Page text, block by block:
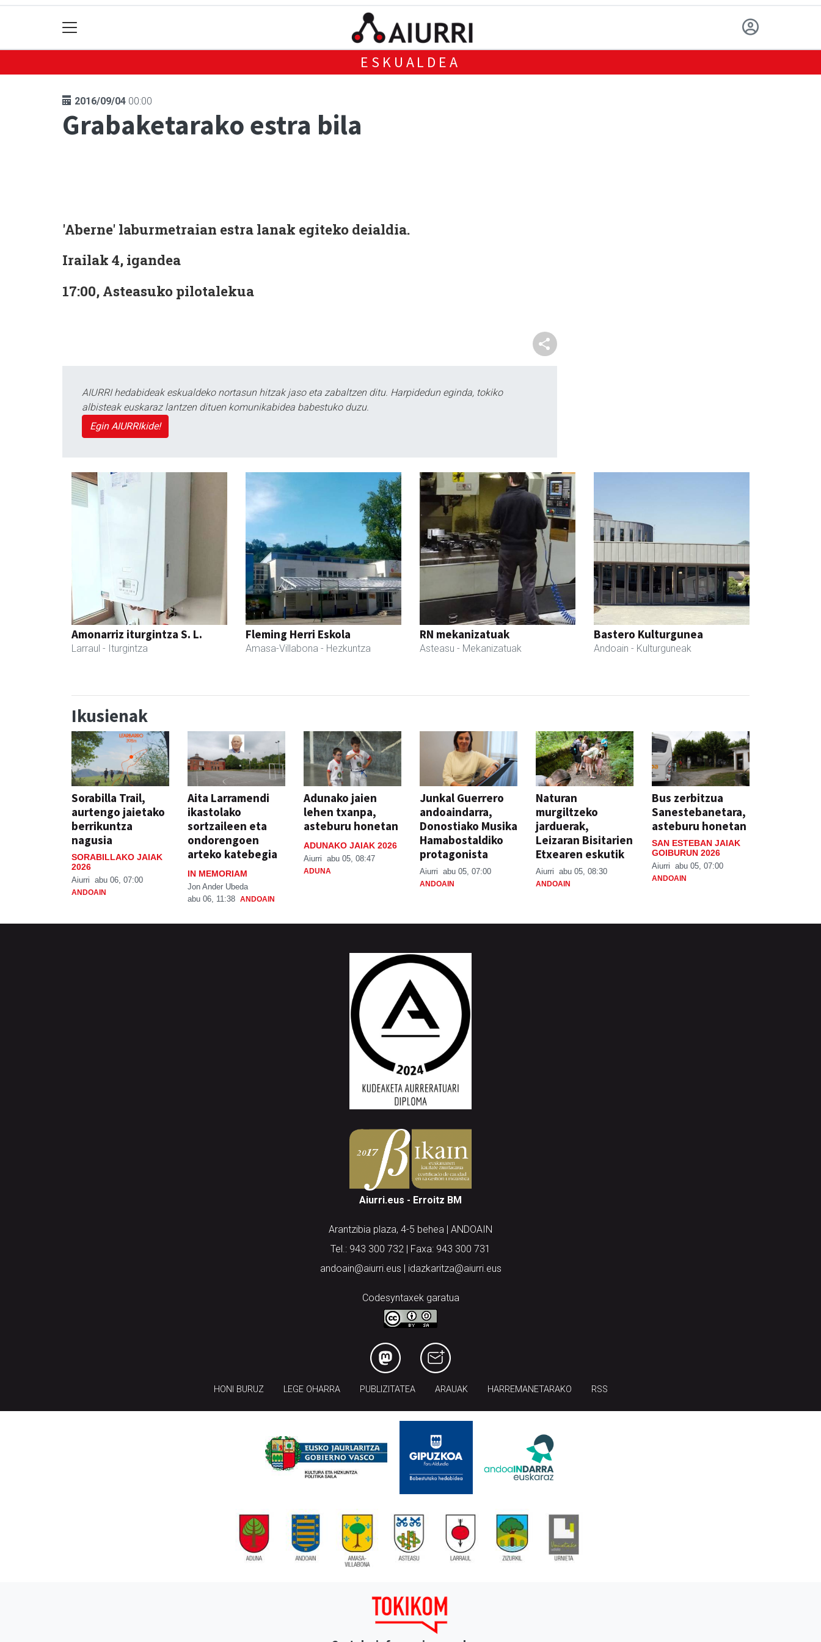
ESKUALDEA
2016/09/04 00:00
Grabaketarako estra bila
'Aberne' laburmetraian estra lanak egiteko deialdia.
Irailak 4, igandea
17:00, Asteasuko pilotalekua
AIURRI hedabideak eskualdeko nortasun hitzak jaso eta zabaltzen ditu. Harpidedun eginda, tokiko
albisteak euskaraz lantzen dituen komunikabidea babestuko duzu.
Egin AIURRIkide!
Amonarriz iturgintza S. L.
Larraul - Iturgintza
Fleming Herri Eskola
Amasa-Villabona - Hezkuntza
RN mekanizatuak
Asteasu - Mekanizatuak
Bastero Kulturgunea
Andoain - Kulturguneak
Ikusienak
Sorabilla Trail,
aurtengo jaietako
berrikuntza
nagusia
SORABILLAKO JAIAK
2026
Aiurri abu 06, 07:00
ANDOAIN
Aita Larramendi
ikastolako
sortzaileen eta
ondorengoen
arteko katebegia
IN MEMORIAM
Jon Ander Ubeda
abu 06, 11:38 ANDOAIN
Adunako jaien
lehen txanpa,
asteburu honetan
ADUNAKO JAIAK 2026
Aiurri abu 05, 08:47
ADUNA
Junkal Guerrero
andoaindarra,
Donostiako Musika
Hamabostaldiko
protagonista
Aiurri abu 05, 07:00
ANDOAIN
Naturan
murgiltzeko
jarduerak,
Leizaran Bisitarien
Etxearen eskutik
Aiurri abu 05, 08:30
ANDOAIN
Bus zerbitzua
Sanestebanetara,
asteburu honetan
SAN ESTEBAN JAIAK
GOIBURUN 2026
Aiurri abu 05, 07:00
ANDOAIN
Aiurri.eus - Erroitz BM
Arantzibia plaza, 4-5 behea | ANDOAIN
Tel.: 943 300 732 | Faxa: 943 300 731
andoain@aiurri.eus | idazkaritza@aiurri.eus
Codesyntaxek garatua
HONI BURUZ LEGE OHARRA PUBLIZITATEA ARAUAK HARREMANETARAKO RSS